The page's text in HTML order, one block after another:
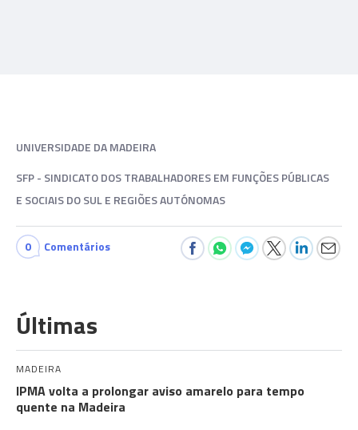
UNIVERSIDADE DA MADEIRA
SFP - SINDICATO DOS TRABALHADORES EM FUNÇÕES PÚBLICAS
E SOCIAIS DO SUL E REGIÕES AUTÓNOMAS
0 Comentários
Últimas
MADEIRA
IPMA volta a prolongar aviso amarelo para tempo
quente na Madeira